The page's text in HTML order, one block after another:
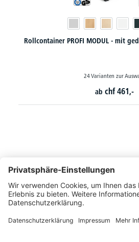
130 Varianten
abchf
Montags bis Freitags von 08:30 - 17:00 Uhr
+41 44 240 / 11 55
+41 44 240 / 11 57
info@office-trade.ch